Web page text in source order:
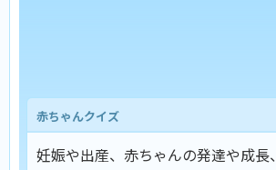
赤ちゃんクイズ
妊娠や出産、赤ちゃんの発達や成長、